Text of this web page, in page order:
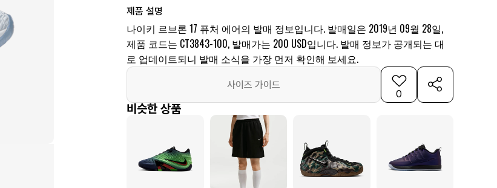
제품 설명
나이키 르브론 17 퓨처 에어의 발매 정보입니다. 발매일은 2019년 09월 28일,
제품 코드는 CT3843-100, 발매가는 200 USD입니다. 발매 정보가 공개되는 대
로 업데이트되니 발매 소식을 가장 먼저 확인해 보세요.
사이즈 가이드
0
비슷한 상품